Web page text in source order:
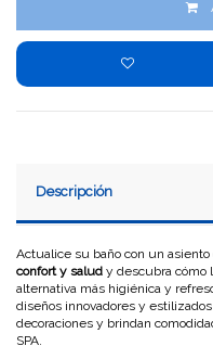
Descripción
Actualice su baño con un asiento
confort y salud y descubra cómo
alternativa más higiénica y
diseños innovadores y
decoraciones y brindan
SPA.